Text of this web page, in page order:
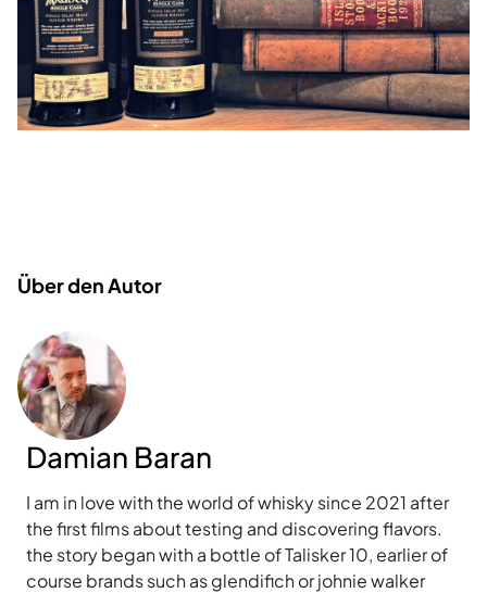
Über den Autor
Damian Baran
I am in love with the world of whisky since 2021 after
the first films about testing and discovering flavors.
the story began with a bottle of Talisker 10, earlier of
course brands such as glendifich or johnie walker